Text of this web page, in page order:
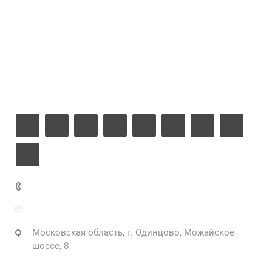
Московская область, г. Одинцово, Можайское
шоссе, 8